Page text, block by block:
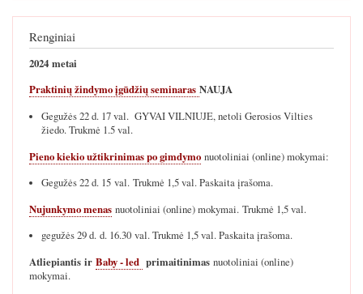
Renginiai
2024 metai
Praktinių žindymo įgūdžių seminaras NAUJA
Gegužės 22 d. 17 val. GYVAI VILNIUJE, netoli Gerosios Vilties
žiedo. Trukmė 1.5 val.
Pieno kiekio užtikrinimas po gimdymo nuotoliniai (online) mokymai:
Gegužės 22 d. 15 val. Trukmė 1,5 val. Paskaita įrašoma.
Nujunkymo menas nuotoliniai (online) mokymai. Trukmė 1,5 val.
gegužės 29 d. d. 16.30 val. Trukmė 1,5 val. Paskaita įrašoma.
Atliepiantis ir Baby - led primaitinimas nuotoliniai (online)
mokymai.